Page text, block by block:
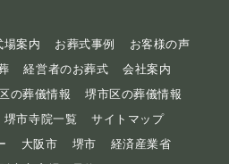
場案内 お葬式事例
お客様の声
経営者のお葬式
会社案内
の葬儀情報
堺市区の葬儀情報
堺市寺院一覧
サイトマップ
大阪市 堺市
経済産業省